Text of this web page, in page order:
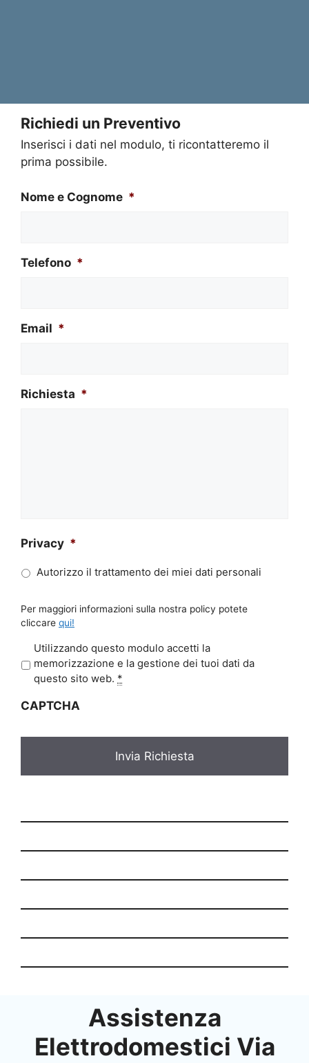
Richiedi un Preventivo
Inserisci i dati nel modulo, ti ricontatteremo il
prima possibile.
Nome e Cognome *
Telefono *
Email *
Richiesta *
Privacy *
Autorizzo il trattamento dei miei dati personali
Per maggiori informazioni sulla nostra policy potete
cliccare qui!
r
a
y
Utilizzando questo modulo accetti la
memorizzazione e la gestione dei tuoi dati da
questo sito web. *
CAPTCHA
Assistenza
Elettrodomestici Via